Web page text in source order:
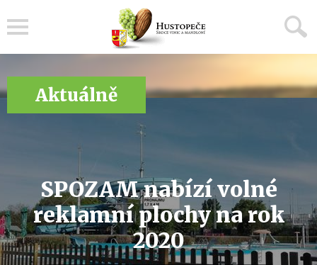
Aktuálně
SPOZAM nabízí volné
reklamní plochy na rok
2020